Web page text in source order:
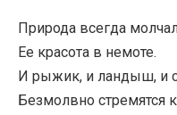
Природа всегда
Ее красота в немоте.
И рыжик, и ландыш, и
Безмолвно стремятся